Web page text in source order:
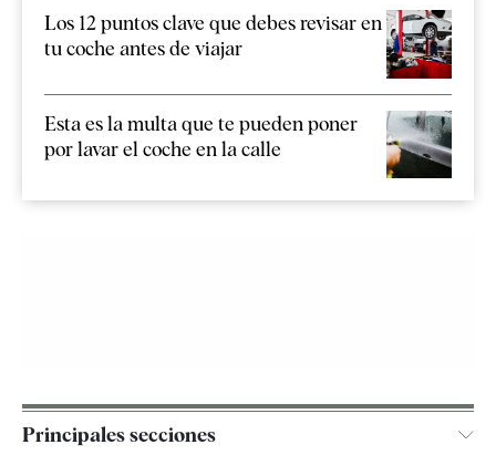
Los 12 puntos clave que debes revisar en
tu coche antes de viajar
Esta es la multa que te pueden poner
por lavar el coche en la calle
Principales secciones